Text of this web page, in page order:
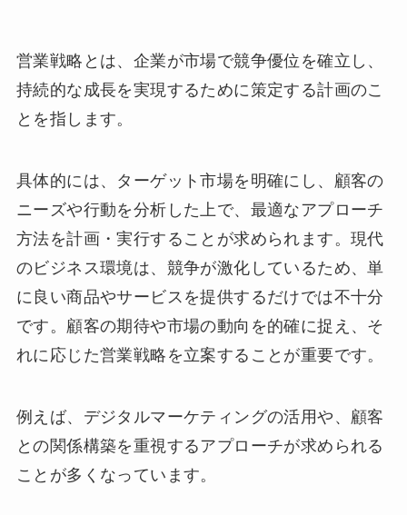
営業戦略とは、企業が市場で競争優位を確立し、
持続的な成長を実現するために策定する計画のこ
とを指します。
具体的には、ターゲット市場を明確にし、顧客の
ニーズや行動を分析した上で、最適なアプローチ
方法を計画・実行することが求められます。 現代
のビジネス環境は、競争が激化しているため、単
に良い商品やサービスを提供するだけでは不十分
です。顧客の期待や市場の動向を的確に捉え、そ
れに応じた営業戦略を立案することが重要です。
例えば、デジタルマーケティングの活用や、顧客
との関係構築を重視するアプローチが求められる
ことが多くなっています。